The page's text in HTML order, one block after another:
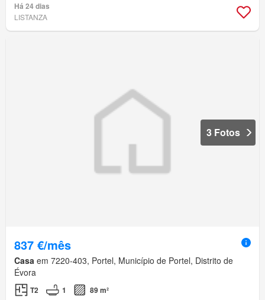
Há 24 dias
LISTANZA
3 Fotos
837 €/mês
Casa em 7220-403, Portel, Município de Portel, Distrito de
Évora
T2 1
89 m²